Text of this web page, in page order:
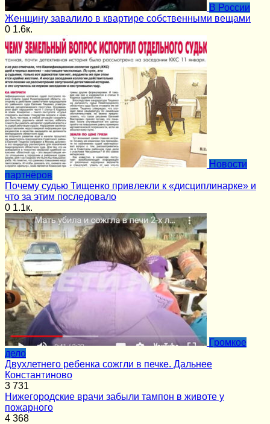
В России
Женщину завалило в квартире собственными вещами
0 1.6к.
Новости
партнёров
Почему судью Тищенко привлекли к «дисциплинарке» и
что за этим последовало
0 1.1к.
Громкое
дело
Двухлетнего ребенка сожгли в печке. Дальнее
Константиново
3 731
Нижегородские врачи забыли тампон в животе у
пожарного
4 368